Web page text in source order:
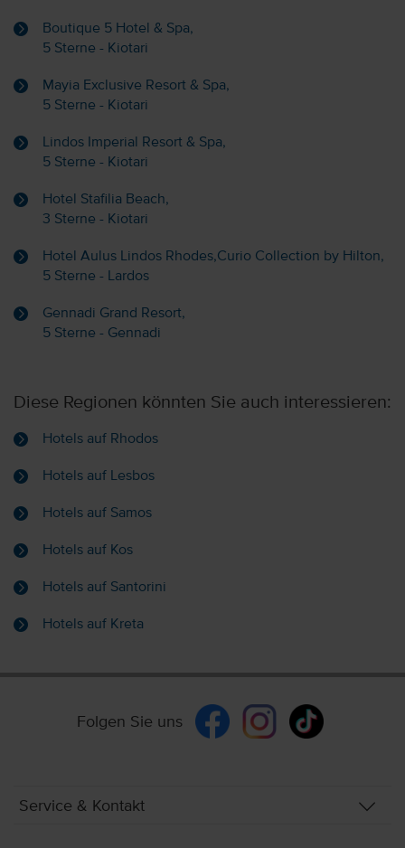
Boutique 5 Hotel & Spa,
5 Sterne - Kiotari
Mayia Exclusive Resort & Spa,
5 Sterne - Kiotari
Lindos Imperial Resort & Spa,
5 Sterne - Kiotari
Hotel Stafilia Beach,
3 Sterne - Kiotari
Hotel Aulus Lindos Rhodes,Curio Collection by Hilton,
5 Sterne - Lardos
Gennadi Grand Resort,
5 Sterne - Gennadi
Diese Regionen könnten Sie auch interessieren:
Hotels auf Rhodos
Hotels auf Lesbos
Hotels auf Samos
Hotels auf Kos
Hotels auf Santorini
Hotels auf Kreta
Folgen Sie uns
Service & Kontakt